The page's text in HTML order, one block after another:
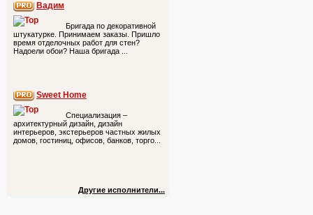
Вадим
Бригада по декоративной
штукатурке. Принимаем заказы. Пришло
время отделочных работ для стен?
Надоели обои? Наша бригада ...
Sweet Home
Специализация –
архитектурный дизайн, дизайн
интерьеров, экстерьеров частных жилых
домов, гостиниц, офисов, банков, торго...
Другие исполнители...